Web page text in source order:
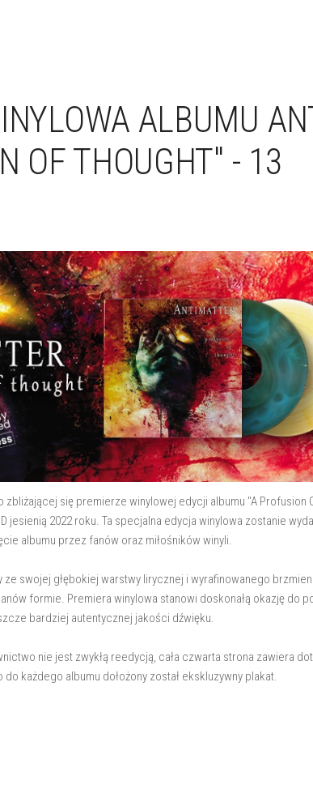
ALBUMU
OF THOUGHT" - 13
się premierze winylowej edycji albumu "A Profusion
jesienią 2022 roku. Ta specjalna edycja winylowa zostanie
albumu przez fanów oraz miłośników winyli.
ze swojej głębokiej warstwy lirycznej i wyrafinowanego
formie. Premiera winylowa stanowi doskonałą okazję do
bardziej autentycznej jakości dźwięku.
nie jest zwykłą reedycją, cała czwarta strona zawiera
każdego albumu dołożony został ekskluzywny plakat.